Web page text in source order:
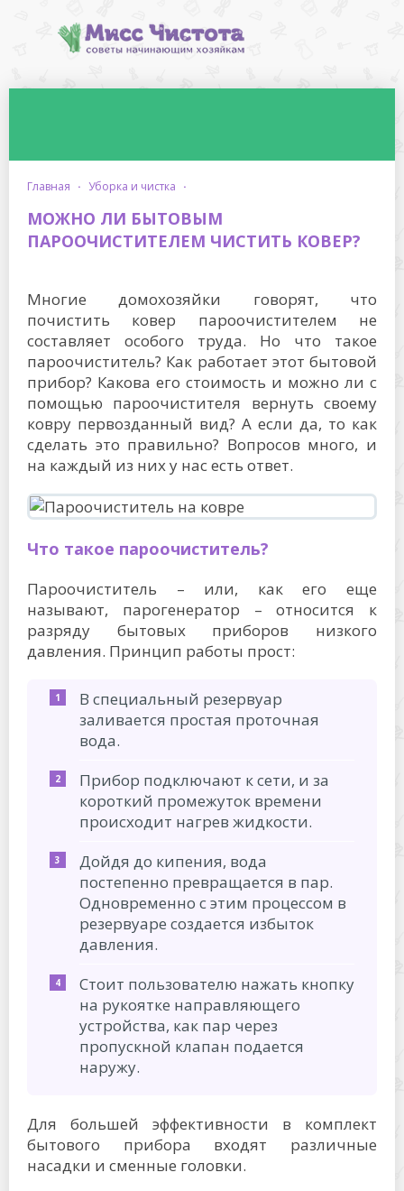
главная · уборка и чистка ·
МОЖНО ЛИ БЫТОВЫМ
ПАРООЧИСТИТЕЛЕМ ЧИСТИТЬ КОВЕР?
Многие домохозяйки говорят, что
почистить ковер пароочистителем не
составляет особого труда. Но что такое
пароочиститель? Как работает этот бытовой
прибор? Какова его стоимость и можно ли с
помощью пароочистителя вернуть своему
ковру первозданный вид? А если да, то как
сделать это правильно? Вопросов много, и
на каждый из них у нас есть ответ.
Что такое пароочиститель?
Пароочиститель – или, как его еще
называют, парогенератор – относится к
разряду бытовых приборов низкого
давления. Принцип работы прост:
В специальный резервуар
заливается простая проточная
вода.
Прибор подключают к сети, и за
короткий промежуток времени
происходит нагрев жидкости.
Дойдя до кипения, вода
постепенно превращается в пар.
Одновременно с этим процессом в
резервуаре создается избыток
давления.
Стоит пользователю нажать кнопку
на рукоятке направляющего
устройства, как пар через
пропускной клапан подается
наружу.
Для большей эффективности в комплект
бытового прибора входят различные
насадки и сменные головки.